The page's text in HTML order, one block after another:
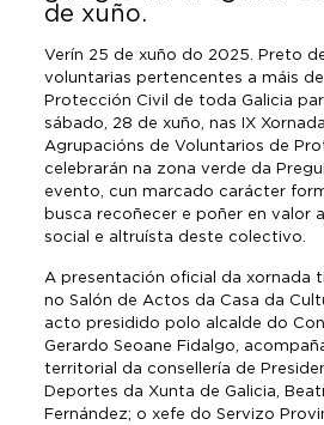
de xuño.
Verín 25 de xuño do 2025. Preto
voluntarias pertencentes a máis
Protección Civil de toda Galicia
sábado, 28 de xuño, nas IX
Agrupacións de Voluntarios de
celebrarán na zona verde da
evento, cun marcado carácter
busca recoñecer e poñer en valor
social e altruísta deste colectivo.
A presentación oficial da xornada
no Salón de Actos da Casa da
acto presidido polo alcalde do
Gerardo Seoane Fidalgo,
territorial da consellería de
Deportes da Xunta de Galicia,
Fernández; o xefe do Servizo